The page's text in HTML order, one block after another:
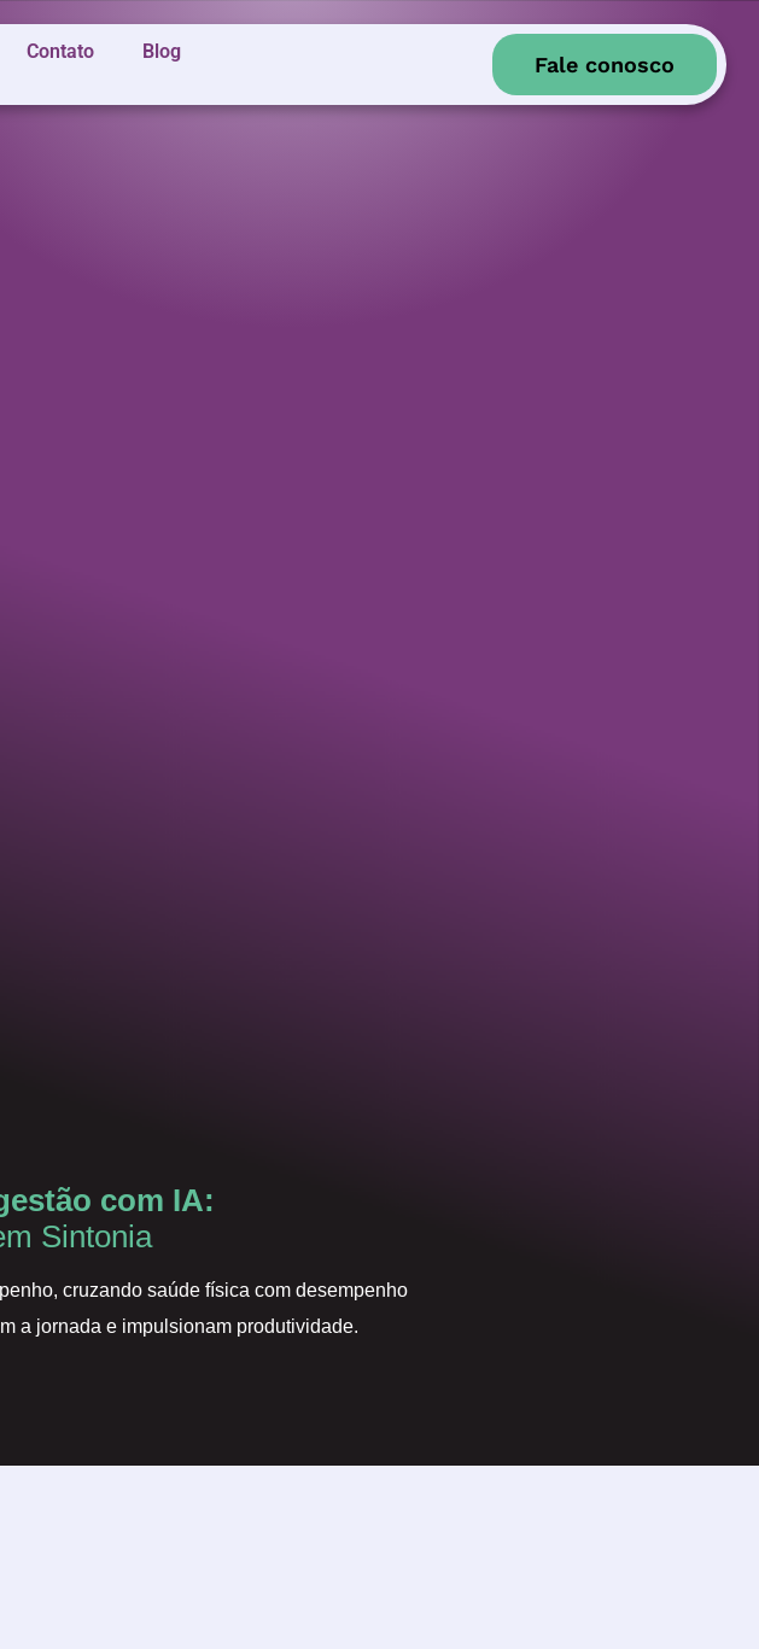
Contato Blog
Fale conosco
com IA:
Sintonia
cruzando saúde física com desempenho
a jornada e impulsionam produtividade.